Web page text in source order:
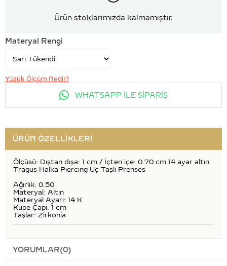
Ürün stoklarımızda kalmamıştır.
Materyal Rengi
Yüzük Ölçüm Nedir?
WHATSAPP İLE SİPARİŞ
ÜRÜN ÖZELLIKLERI
Ölçüsü: Dıştan dışa: 1 cm / İçten içe: 0.70 cm 14 ayar altın
Tragus Halka Piercing Üç Taşlı Prenses
Ağırlık: 0.50
Materyal: Altın
Materyal Ayarı: 14 K
Küpe Çapı: 1 cm
Taşlar: Zirkonia
YORUMLAR(0)